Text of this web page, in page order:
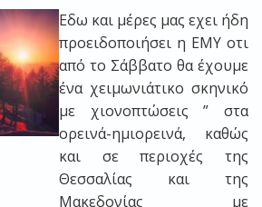
Eδω και μέρες μας εχει ήδη
προειδοποιήσει η ΕΜΥ οτι
από το Σάββατο θα έχουμε
ένα χειμωνιάτικο σκηνικό
με χιονοπτώσεις ” στα
ορεινά-ημιορεινά, καθώς
και σε περιοχές της
Θεσσαλίας και της
Μακεδονίας με